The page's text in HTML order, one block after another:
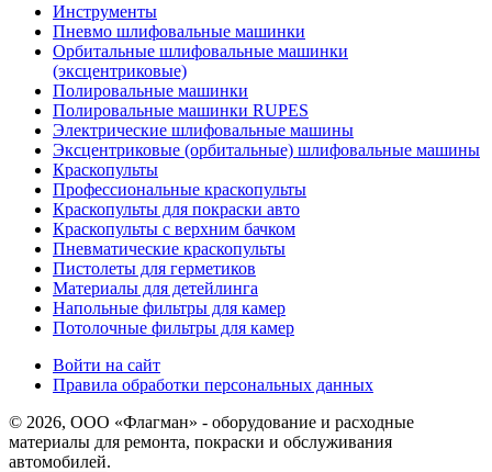
Инструменты
Пневмо шлифовальные машинки
Орбитальные шлифовальные машинки
(эксцентриковые)
Полировальные машинки
Полировальные машинки RUPES
Электрические шлифовальные машины
Эксцентриковые (орбитальные) шлифовальные машины
Краскопульты
Профессиональные краскопульты
Краскопульты для покраски авто
Краскопульты с верхним бачком
Пневматические краскопульты
Пистолеты для герметиков
Материалы для детейлинга
Напольные фильтры для камер
Потолочные фильтры для камер
Войти на сайт
Правила обработки персональных данных
© 2026, ООО «Флагман» - оборудование и расходные
материалы для ремонта, покраски и обслуживания
автомобилей.